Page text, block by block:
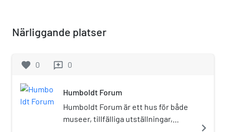
Närliggande platser
favorite 0 reviews 0
Humboldt Forum
Humboldt Forum är ett hus för både
museer, tillfälliga utställningar,
navigate_next